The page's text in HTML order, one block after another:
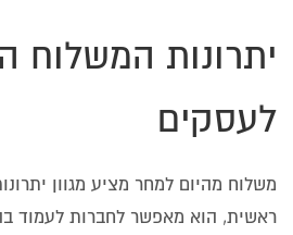
יתרונות המשלוח
לעסקים
משלוח מהיום למחר מציע מגוון
ראשית, הוא מאפשר לחברות לעמוד